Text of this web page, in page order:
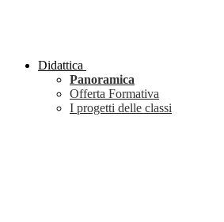
Didattica
Panoramica
Offerta Formativa
I progetti delle classi